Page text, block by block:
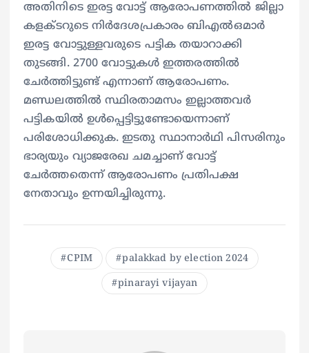
അതിനിടെ ഇരട്ട വോട്ട് ആരോപണത്തിൽ ജില്ലാ
കളക്ടറുടെ നിർദേശപ്രകാരം ബിഎൽഒമാർ
ഇരട്ട വോട്ടുള്ളവരുടെ പട്ടിക തയാറാക്കി
തുടങ്ങി. 2700 വോട്ടുകൾ ഇത്തരത്തിൽ
ചേർത്തിട്ടുണ്ട് എന്നാണ് ആരോപണം.
മണ്ഡലത്തിൽ സ്ഥിരതാമസം ഇല്ലാത്തവർ
പട്ടികയിൽ ഉൾപ്പെട്ടിട്ടുണ്ടോയെന്നാണ്
പരിശോധിക്കുക. ഇടതു സ്ഥാനാർഥി പിസരിനും
ഭാര്യയും വ്യാജരേഖ ചമച്ചാണ് വോട്ട്
ചേർത്തതെന്ന് ആരോപണം പ്രതിപക്ഷ
നേതാവും ഉന്നയിച്ചിരുന്നു.
CPIM palakkad by election 2024
pinarayi vijayan